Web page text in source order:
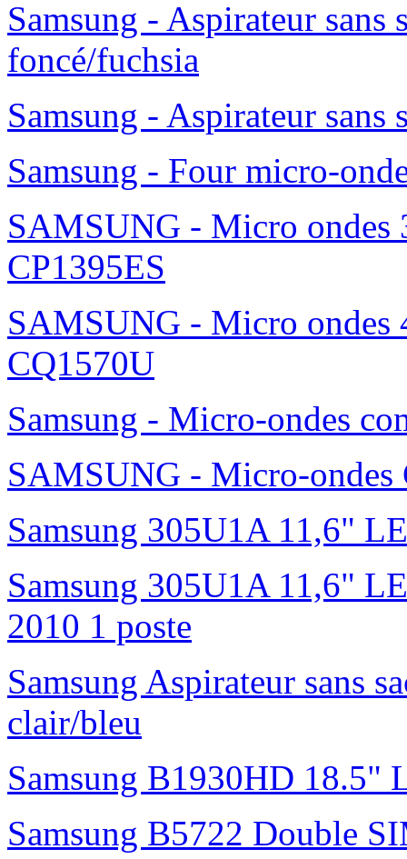
Samsung - Aspirateur
foncé/fuchsia
Samsung - Aspirateur sans
Samsung - Four micro-
SAMSUNG - Micro
CP1395ES
SAMSUNG - Micro
CQ1570U
Samsung - Micro-ondes
SAMSUNG - Micro-ondes
Samsung 305U1A 11,6"
Samsung 305U1A 11,6"
2010 1 poste
Samsung Aspirateur sans
clair/bleu
Samsung B1930HD 18.5"
Samsung B5722 Double